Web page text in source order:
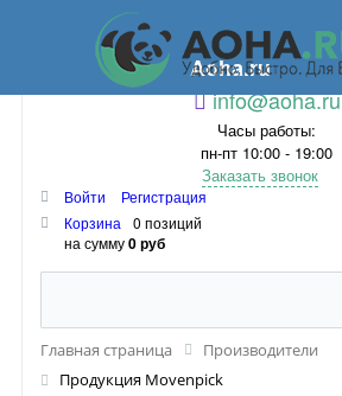
Aoha.ru
info@aoha.ru
Часы работы:
пн-пт 10:00 - 19:00
Заказать звонок
Войти
Регистрация
Корзина
0 позиций
на сумму0 руб
Главная страница
Производители
Продукция Movenpick